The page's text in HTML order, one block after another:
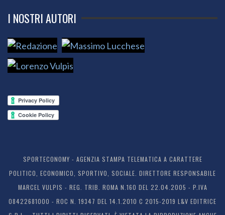
I NOSTRI AUTORI
SPORTECONOMY - AGENZIA STAMPA TELEMATICA A CARATTERE
POLITICO, ECONOMICO, SPORTIVO, SOCIALE. DIRETTORE RESPONSABILE
MARCEL VULPIS - REG. TRIB. ROMA N.160 DEL 22.04.2005 - P.IVA
08422681000 - ROC N. 19347 DEL 14.1.2010 C 2015-2019 L&V EDITRICE